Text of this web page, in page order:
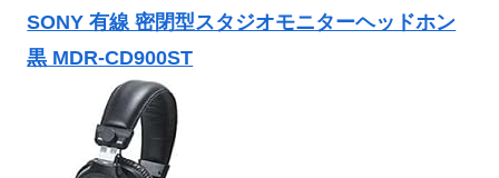
SONY 有線 密閉型スタジオモニターヘッドホン
黒 MDR-CD900ST